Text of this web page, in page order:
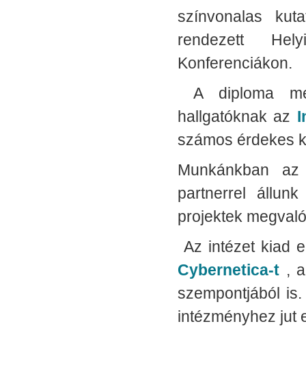
színvonalas
rendezett
Konferenciákon.
A diploma
hallgatóknak az
számos érdekes
Munkánkban
partnerrel
projektek
Az intézet kiad
Cybernetica-t ,
szempontjából
intézményhez jut